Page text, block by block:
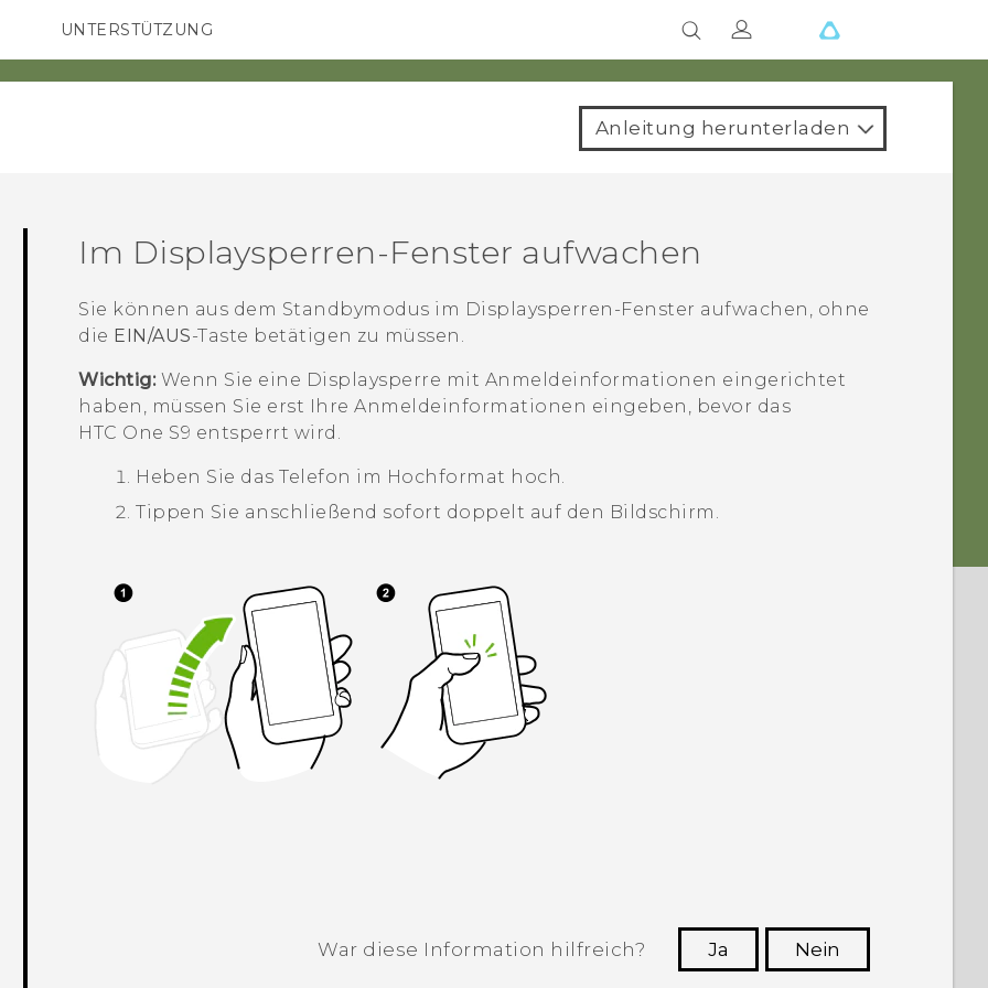
SMARTPHONES
UNTERSTÜTZUNG
HTC-Geräte und Zubehör
Anleitung herunterladen
Im Displaysperren-Fenster aufwachen
Sie können aus dem Standbymodus im Displaysperren-Fenster aufwachen, ohne
die EIN/AUS-Taste betätigen zu müssen.
Wichtig:Wenn Sie eine Displaysperre mit Anmeldeinformationen eingerichtet
haben, müssen Sie erst Ihre Anmeldeinformationen eingeben, bevor das
HTC One S9‍ entsperrt wird.
Heben Sie das Telefon im Hochformat hoch.
Tippen Sie anschließend sofort doppelt auf den Bildschirm.
War diese Information hilfreich? Ja
Nein